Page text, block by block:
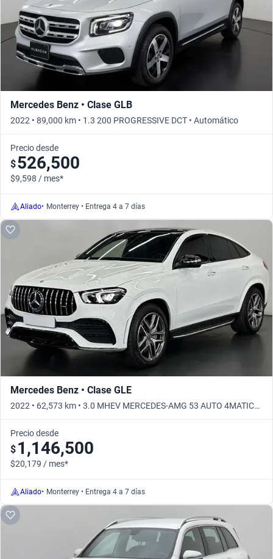
Mercedes Benz • Clase GLB
2022 • 89,000 km • 1.3 200 PROGRESSIVE DCT • Automático
Precio desde
$526,500
$9,598 / mes*
Aliado• Monterrey • Entrega 4 a 7 días
Mercedes Benz • Clase GLE
2022 • 62,573 km • 3.0 MHEV MERCEDES-AMG 53 AUTO 4MATIC+
• Automático
Precio desde
$ 1,146,500
$20,179 / mes*
Aliado• Monterrey • Entrega 4 a 7 días